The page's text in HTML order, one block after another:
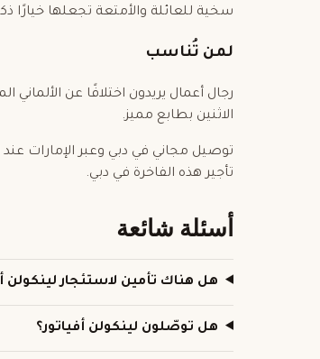
سخية للعائلة والأمتعة تجعلها خيارًا
لمن تُناسب
رجال أعمال يريدون اختلافًا عن الألماني
الاثنين بطابع مميز.
توصيل مجاني في دبي وعبر الإمارات
تأجير هذه الفاخرة في دبي.
أسئلة شائعة
هل هناك تأمين لاستئجار لينكولن
هل توصّلون لينكولن أفياتور؟